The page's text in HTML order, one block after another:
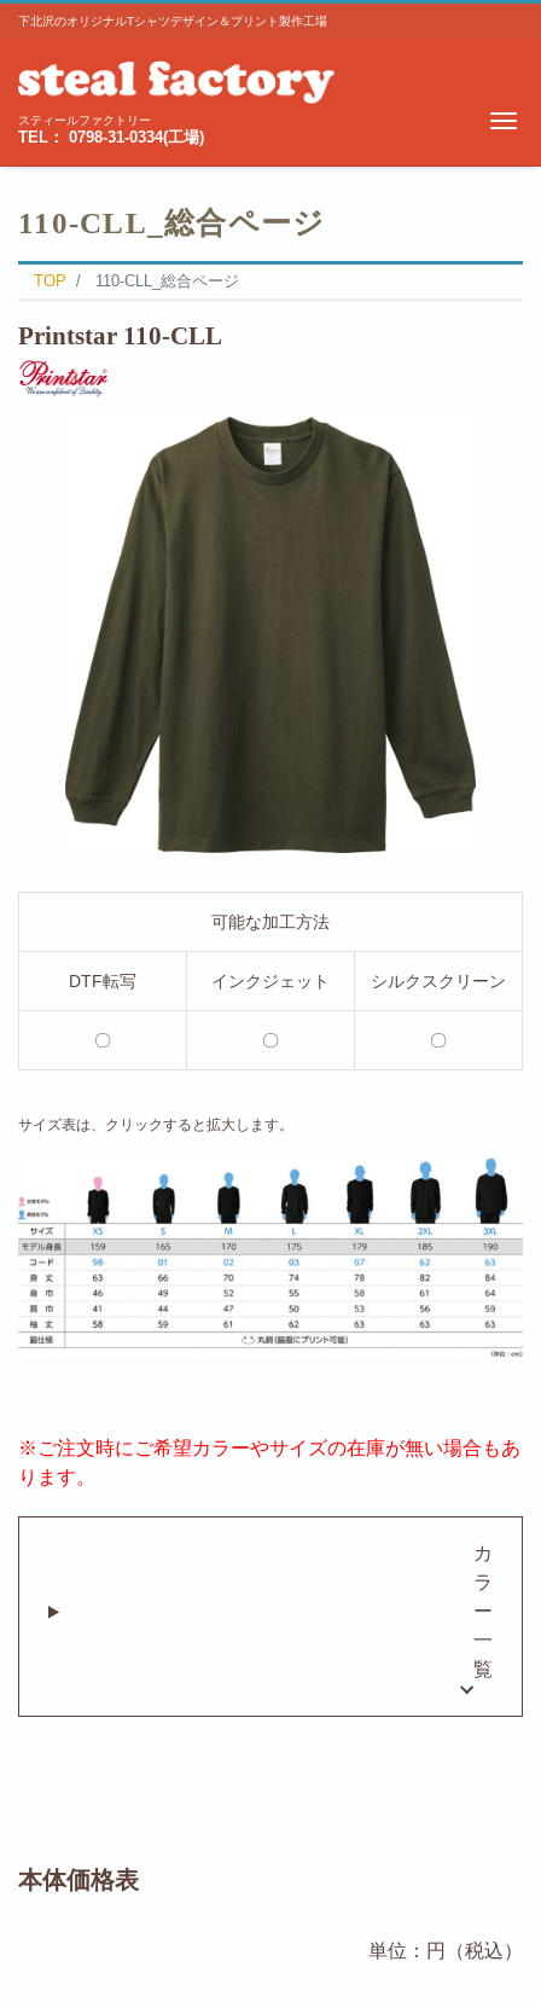
下北沢のオリジナルTシャツデザイン＆プリント製作工場
スティールファクトリー
TEL： 0798-31-0334(工場)
110-CLL_総合ページ
TOP 110-CLL_総合ページ
Printstar 110-CLL
可能な加工方法
DTF転写 インクジェット シルクスクリーン
〇 〇 〇
サイズ表は、クリックすると拡大します。
※ご注文時にご希望カラーやサイズの在庫が無い場合もあ
ります。
カ
ラ
ー
一
覧
本体価格表
単位：円（税込）